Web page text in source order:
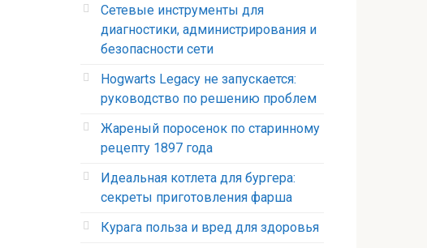
Сетевые инструменты для
диагностики, администрирования и
безопасности сети
Hogwarts Legacy не запускается:
руководство по решению проблем
Жареный поросенок по старинному
рецепту 1897 года
Идеальная котлета для бургера:
секреты приготовления фарша
Курага польза и вред для здоровья